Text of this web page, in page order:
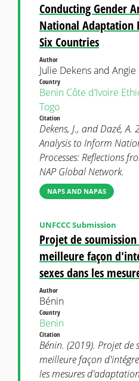
Conducting Gender
National Adaptation
Six Countries
Author
Julie Dekens and Angie
Country
Benin Côte d’Ivoire
Togo
Citation
Dekens, J., and Dazé,
Analysis to Inform
Processes: Reflections
NAP Global Network.
NAPS AND NAPAS
Projet de
meilleure façon
sexes dans les
UNFCCC Submission
Author
Bénin
Country
Benin
Citation
Bénin. (2019). Projet de
meilleure façon
les mesures